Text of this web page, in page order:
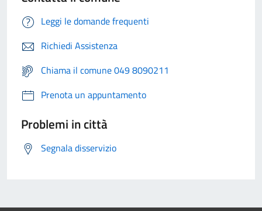
Leggi le domande frequenti
Richiedi Assistenza
Chiama il comune 049 8090211
Prenota un appuntamento
Problemi in città
Segnala disservizio